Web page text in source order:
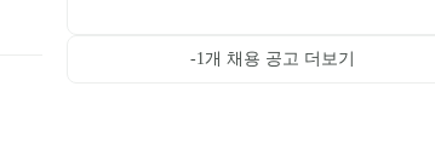
-1개 채용 공고 더보기